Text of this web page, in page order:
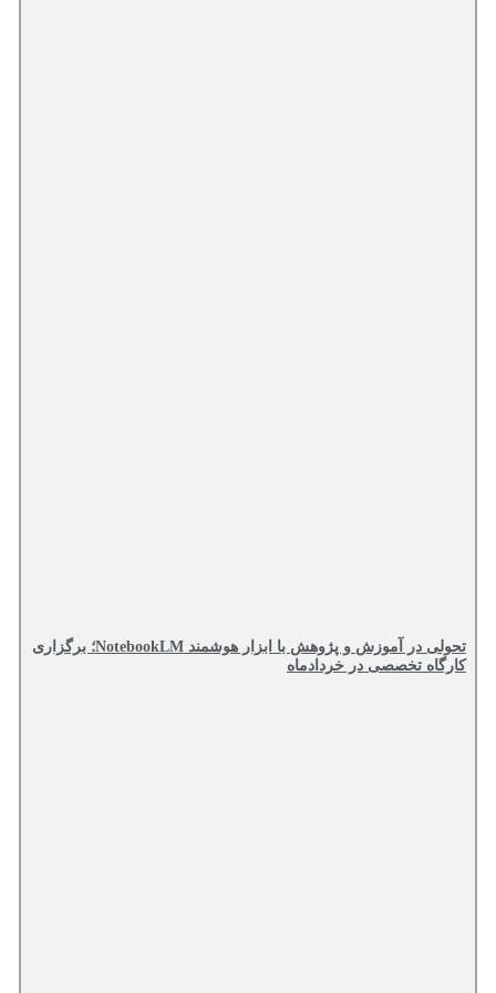
تحولی در آموزش و پژوهش با ابزار هوشمند NotebookLM؛ برگزاری
کارگاه تخصصی در خردادماه